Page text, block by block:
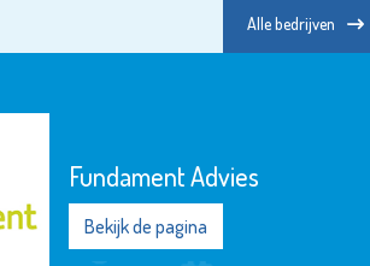
Alle bedrijven
Fundament Advies
Bekijk de pagina